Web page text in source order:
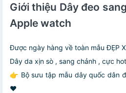
Giới thiệu Dây đeo
Apple watch
Được ngày hàng về toàn mẫu ĐẸP
Dây da xịn sò , sang chảnh , cực hot
👉 Bộ sưu tập mẫu dây quốc dân
❤️